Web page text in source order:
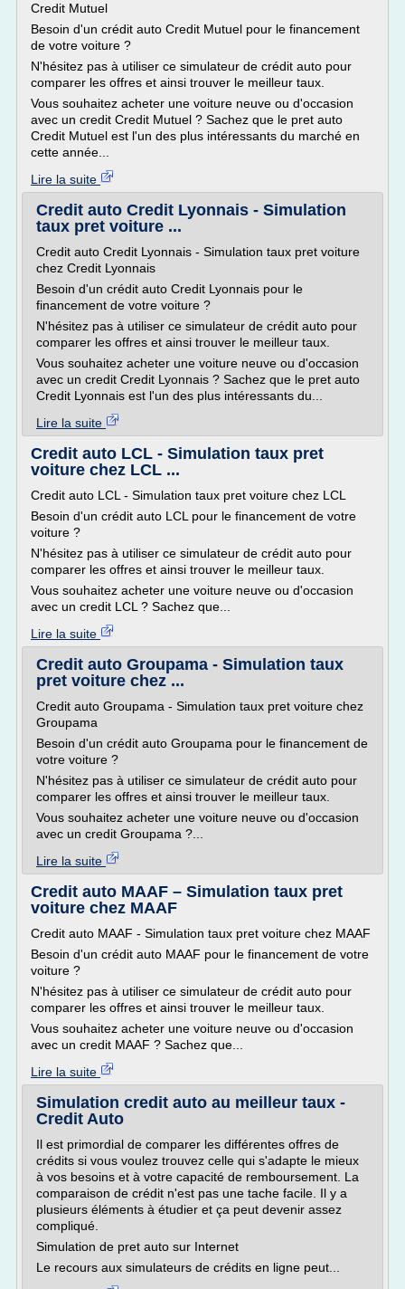
Credit Mutuel
Besoin d'un crédit auto Credit Mutuel pour le financement
de votre voiture ?
N'hésitez pas à utiliser ce simulateur de crédit auto pour
comparer les offres et ainsi trouver le meilleur taux.
Vous souhaitez acheter une voiture neuve ou d'occasion
avec un credit Credit Mutuel ? Sachez que le pret auto
Credit Mutuel est l'un des plus intéressants du marché en
cette année...
Lire la suite
Credit auto Credit Lyonnais - Simulation
taux pret voiture ...
Credit auto Credit Lyonnais - Simulation taux pret voiture
chez Credit Lyonnais
Besoin d'un crédit auto Credit Lyonnais pour le
financement de votre voiture ?
N'hésitez pas à utiliser ce simulateur de crédit auto pour
comparer les offres et ainsi trouver le meilleur taux.
Vous souhaitez acheter une voiture neuve ou d'occasion
avec un credit Credit Lyonnais ? Sachez que le pret auto
Credit Lyonnais est l'un des plus intéressants du...
Lire la suite
Credit auto LCL - Simulation taux pret
voiture chez LCL ...
Credit auto LCL - Simulation taux pret voiture chez LCL
Besoin d'un crédit auto LCL pour le financement de votre
voiture ?
N'hésitez pas à utiliser ce simulateur de crédit auto pour
comparer les offres et ainsi trouver le meilleur taux.
Vous souhaitez acheter une voiture neuve ou d'occasion
avec un credit LCL ? Sachez que...
Lire la suite
Credit auto Groupama - Simulation taux
pret voiture chez ...
Credit auto Groupama - Simulation taux pret voiture chez
Groupama
Besoin d'un crédit auto Groupama pour le financement de
votre voiture ?
N'hésitez pas à utiliser ce simulateur de crédit auto pour
comparer les offres et ainsi trouver le meilleur taux.
Vous souhaitez acheter une voiture neuve ou d'occasion
avec un credit Groupama ?...
Lire la suite
Credit auto MAAF – Simulation taux pret
voiture chez MAAF
Credit auto MAAF - Simulation taux pret voiture chez MAAF
Besoin d'un crédit auto MAAF pour le financement de votre
voiture ?
N'hésitez pas à utiliser ce simulateur de crédit auto pour
comparer les offres et ainsi trouver le meilleur taux.
Vous souhaitez acheter une voiture neuve ou d'occasion
avec un credit MAAF ? Sachez que...
Lire la suite
Simulation credit auto au meilleur taux -
Credit Auto
Il est primordial de comparer les différentes offres de
crédits si vous voulez trouvez celle qui s'adapte le mieux
à vos besoins et à votre capacité de remboursement. La
comparaison de crédit n'est pas une tache facile. Il y a
plusieurs éléments à étudier et ça peut devenir assez
compliqué.
Simulation de pret auto sur Internet
Le recours aux simulateurs de crédits en ligne peut...